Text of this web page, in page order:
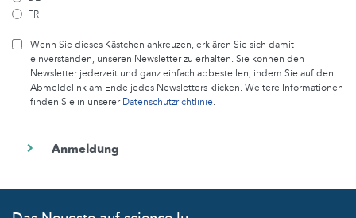
FR
Wenn Sie dieses Kästchen ankreuzen, erklären Sie sich damit
einverstanden, unseren Newsletter zu erhalten. Sie können den
Newsletter jederzeit und ganz einfach abbestellen, indem Sie auf den
Abmeldelink am Ende jedes Newsletters klicken. Weitere Informationen
finden Sie in unsererDatenschutzrichtlinie.